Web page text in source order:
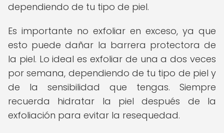
dependiendo de tu tipo de piel.
Es importante no exfoliar en exceso, ya que
esto puede dañar la barrera protectora de
la piel. Lo ideal es exfoliar de una a dos veces
por semana, dependiendo de tu tipo de piel y
de la sensibilidad que tengas. Siempre
recuerda hidratar la piel después de la
exfoliación para evitar la resequedad.